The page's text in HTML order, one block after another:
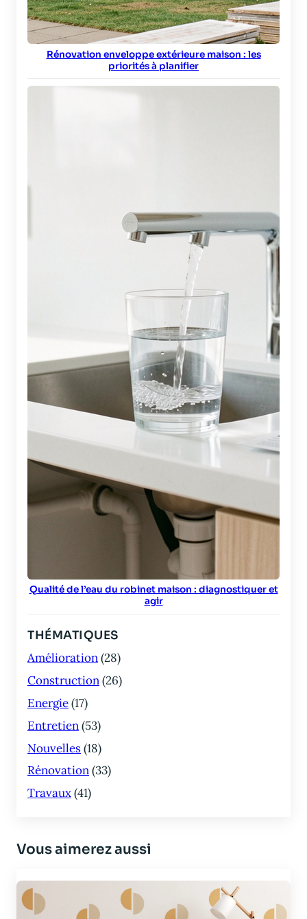
Rénovation enveloppe extérieure maison : les
priorités à planifier
Qualité de l’eau du robinet maison : diagnostiquer et
agir
THÉMATIQUES
Amélioration(28)
Construction(26)
Energie(17)
Entretien(53)
Nouvelles(18)
Rénovation(33)
Travaux(41)
Vous aimerez aussi